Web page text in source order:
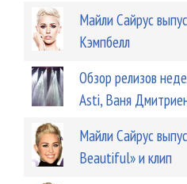
Майли Сайрус
Кэмпбелл
Обзор релизов
Asti, Ваня
Майли Сайрус
Beautiful» и клип